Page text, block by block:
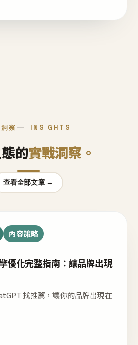
察 INSIGHTS
的實戰洞察。
查看全部文章 →
內容策略
優化完整指南：讓品牌出現
找推薦，讓你的品牌出現在